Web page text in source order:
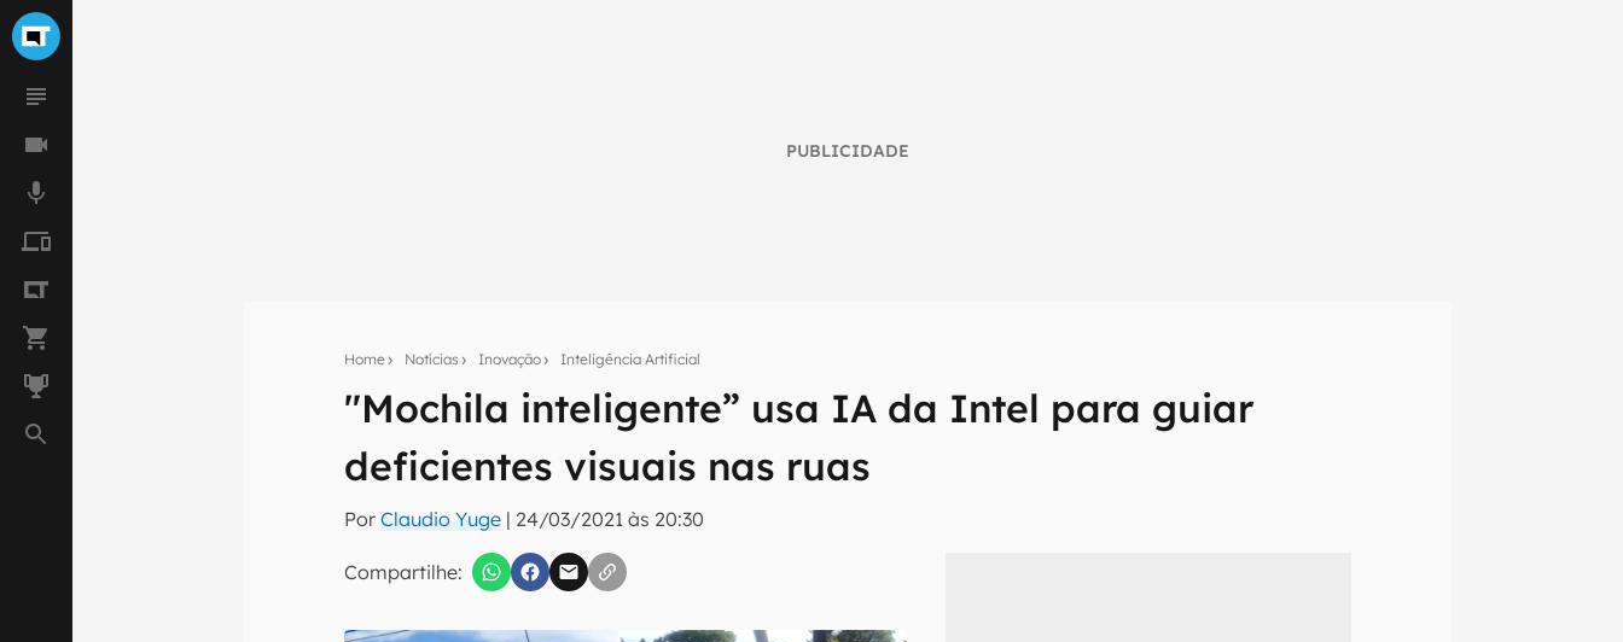
PUBLICIDADE
Home Notícias Inovação Inteligência Artificial
"Mochila inteligente” usa IA da Intel para guiar
deficientes visuais nas ruas
PorClaudio Yuge | 24/03/2021 às 20:30
Compartilhe:
Seu resumo inteligente do mundo tech!
Assine a newsletter do Canaltech e receba notícias e reviews sobre tecnologia em primeira